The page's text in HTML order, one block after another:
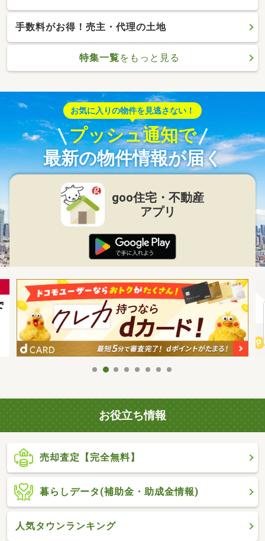
手数料がお得！売主・代理の土地
特集一覧をもっと見る
お気に入りの物件を見逃さない！
プッシュ通知で
最新の物件情報が届く
goo住宅・不動産
アプリ
お役立ち情報
売却査定【完全無料】
暮らしデータ(補助金・助成金情報)
人気タウンランキング